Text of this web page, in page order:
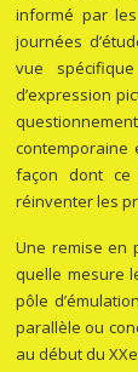
informé par
journées
vue
d’expression
contemporaine
façon dont ce
réinventer les
Une remise en
quelle mesure
pôle
parallèle ou
au début du